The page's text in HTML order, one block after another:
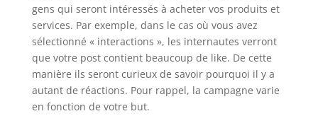
gens qui seront intéressés à acheter vos produits et
services. Par exemple, dans le cas où vous avez
sélectionné « interactions », les internautes verront
que votre post contient beaucoup de like. De cette
manière ils seront curieux de savoir pourquoi il y a
autant de réactions. Pour rappel, la campagne varie
en fonction de votre but.